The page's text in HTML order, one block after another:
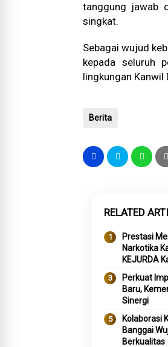
tanggung jawab
singkat.
Sebagai wujud
kepada seluruh
lingkungan Kanwil
Berita
RELATED
Prestasi
Narkotika
KEJURDA
Perkuat
Baru,
Sinergi
Kolaborasi
Banggai
Berkualitas